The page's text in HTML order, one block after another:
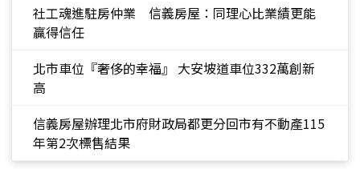
社工魂進駐房仲業 信義房屋：同理心比業績更能
贏得信任
北市車位『奢侈的幸福』 大安坡道車位332萬創新
高
信義房屋辦理北市府財政局都更分回市有不動產115
年第2次標售結果